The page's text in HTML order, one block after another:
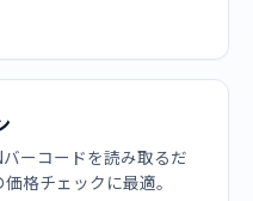
ーコードを読み取るだ
格チェックに最適。